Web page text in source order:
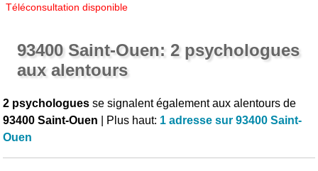
Téléconsultation disponible
93400 Saint-Ouen: 2 psychologues
aux alentours
2 psychologues se signalent également aux alentours de
93400 Saint-Ouen | Plus haut: 1 adresse sur 93400 Saint-
Ouen